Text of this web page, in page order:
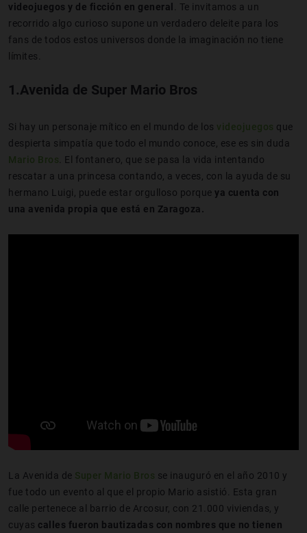
videojuegos y de ficción en general . Te invitamos a un
recorrido algo curioso supone un verdadero deleite para los
fans de todos estos universos donde la imaginación no tiene
límites.
1.Avenida de Super Mario Bros
Si hay un personaje mítico en el mundo de los videojuegos que
despierta simpatía que todo el mundo conoce, ese es sin duda
Mario Bros . El fontanero, que se pasa la vida intentando
rescatar a una princesa contando, a veces, con la ayuda de su
hermano Luigi, puede estar orgulloso porque ya cuenta con
una avenida propia que está en Zaragoza.
La Avenida de Super Mario Bros se inauguró en el año 2010 y
fue todo un evento al que el propio Mario asistió. Esta gran
calle pertenece al barrio de Arcosur, con 21.000 viviendas, y
cuyas calles fueron bautizadas con nombres que no tienen